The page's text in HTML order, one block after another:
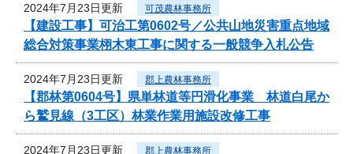
2024年7月23日更新 可茂農林事務所
【建設工事】可治工第0602号／公共山地災害重点地域
総合対策事業栩木東工事に関する一般競争入札公告
2024年7月23日更新 郡上農林事務所
【郡林第0604号】県単林道等円滑化事業 林道白尾か
ら鷲見線（3工区）林業作業用施設改修工事
2024年7月23日更新 郡上農林事務所